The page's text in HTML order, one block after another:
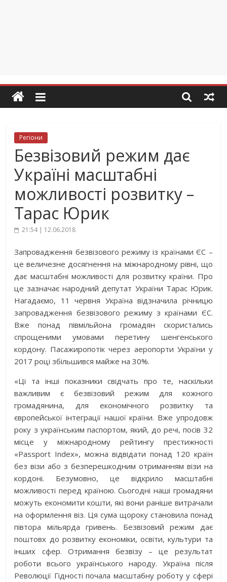
Регіони
Безвізовий режим дає
Україні масштабні
можливості розвитку –
Тарас Юрик
21:54 | 12.06.2018
Запровадження безвізового режиму із країнами ЄС –
це величезне досягнення на міжнародному рівні, що
дає масштабні можливості для розвитку країни. Про
це зазначає народний депутат України Тарас Юрик.
Нагадаємо, 11 червня Україна відзначила річницю
запровадження безвізового режиму з країнами ЄС.
Вже понад півмільйона громадян скористались
спрощеними умовами перетину шенгенського
кордону. Пасажиропотік через аеропорти України у
2017 році збільшився майже на 30%.
«Ці та інші показники свідчать про те, наскільки
важливим є безвізовий режим для кожного
громадянина, для економічного розвитку та
європейської інтеграції нашої країни. Вже упродовж
року з українським паспортом, який, до речі, посів 32
місце у міжнародному рейтингу престижності
«Passport Index», можна відвідати понад 120 країн
без візи або з безперешкодним отриманням візи на
кордоні. Безумовно, це відкрило масштабні
можливості перед країною. Сьогодні наші громадяни
можуть економити кошти, які вони раніше витрачали
на оформлення віз. Ця сума щороку становила понад
півтора мільярда гривень. Безвізовий режим дає
поштовх до розвитку економіки, освіти, культури та
інших сфер. Отримання безвізу – це результат
роботи всього українського народу. Україна після
Революції Гідності почала масштабну роботу у сфері